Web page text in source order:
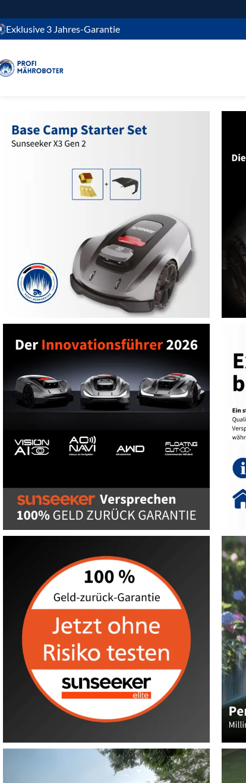
Exklusive 3 Jahres-Garantie